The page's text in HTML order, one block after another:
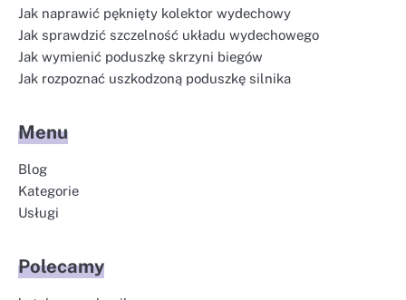
Jak naprawić pęknięty kolektor wydechowy
Jak sprawdzić szczelność układu wydechowego
Jak wymienić poduszkę skrzyni biegów
Jak rozpoznać uszkodzoną poduszkę silnika
Menu
Blog
Kategorie
Usługi
Polecamy